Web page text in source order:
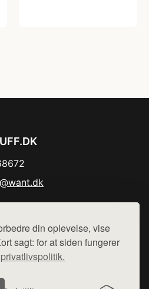
din oplevelse, vise
sagt: for at siden fungerer
side - vi henviser til de shops,